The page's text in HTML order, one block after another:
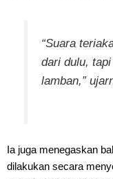
“Suara
dari dulu,
lamban,”
Ia juga menegaskan
dilakukan secara